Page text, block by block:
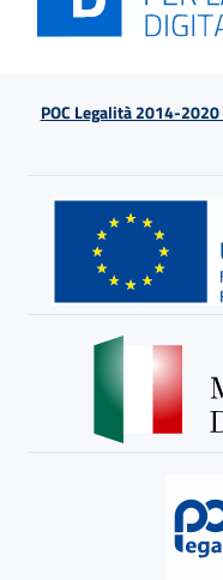
POC Legalità 2014-